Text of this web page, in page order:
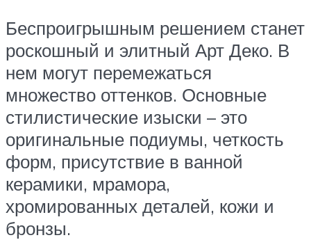
Беспроигрышным решением станет
роскошный и элитный Арт Деко. В
нем могут перемежаться
множество оттенков. Основные
стилистические изыски – это
оригинальные подиумы, четкость
форм, присутствие в ванной
керамики, мрамора,
хромированных деталей, кожи и
бронзы.